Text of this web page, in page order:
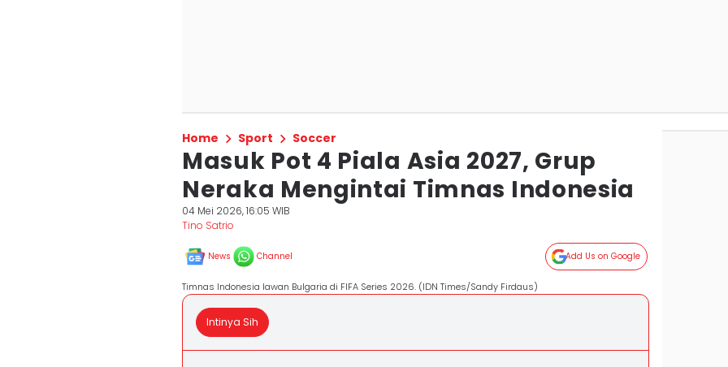
Home Sport Soccer
Masuk Pot 4 Piala Asia 2027, Grup
Neraka Mengintai Timnas Indonesia
04 Mei 2026, 16:05 WIB
Tino Satrio
News Channel Add Us on Google
Timnas Indonesia lawan Bulgaria di FIFA Series 2026. (IDN Times/Sandy Firdaus)
Intinya Sih